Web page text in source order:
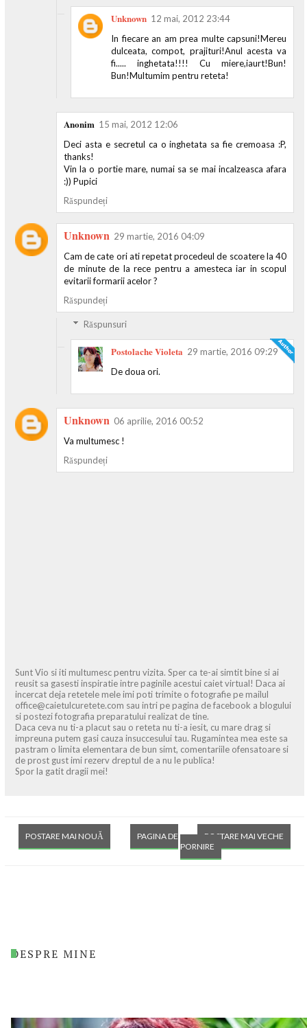
Unknown 12 mai, 2012 23:44
In fiecare an am prea multe capsuni!Mereu
dulceata, compot, prajituri!Anul acesta va
fi..... inghetata!!!! Cu miere,iaurt!Bun!
Bun!Multumim pentru reteta!
Anonim 15 mai, 2012 12:06
Deci asta e secretul ca o inghetata sa fie cremoasa :P,
thanks!
Vin la o portie mare, numai sa se mai incalzeasca afara
:)) Pupici
Răspundeți
Unknown 29 martie, 2016 04:09
Cam de cate ori ati repetat procedeul de scoatere la 40
de minute de la rece pentru a amesteca iar in scopul
evitarii formarii acelor ?
Răspundeți
Răspunsuri
Postolache Violeta 29 martie, 2016 09:29
De doua ori.
Unknown 06 aprilie, 2016 00:52
Va multumesc !
Răspundeți
Sunt Vio si iti multumesc pentru vizita. Sper ca te-ai simtit bine si ai
reusit sa gasesti inspiratie intre paginile acestui caiet virtual! Daca ai
incercat deja retetele mele imi poti trimite o fotografie pe mailul
office@caietulcuretete.com sau intri pe pagina de facebook a blogului
si postezi fotografia preparatului realizat de tine.
Daca ceva nu ti-a placut sau o reteta nu ti-a iesit, cu mare drag si
impreuna putem gasi cauza insuccesului tau. Rugamintea mea este sa
pastram o limita elementara de bun simt, comentariile ofensatoare si
de prost gust imi rezerv dreptul de a nu le publica!
Spor la gatit dragii mei!
POSTARE MAI NOUĂ POSTARE MAI VECHE
PAGINA DE
PORNIRE
DESPRE MINE